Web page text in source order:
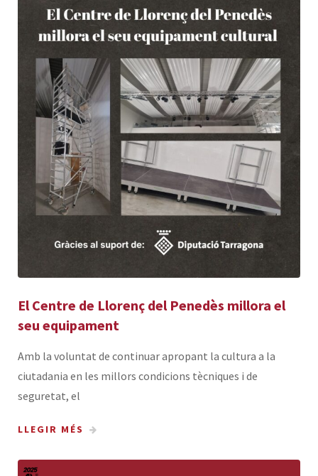
El Centre de Llorenç del Penedès millora el
seu equipament
Amb la voluntat de continuar apropant la cultura a la
ciutadania en les millors condicions tècniques i de
seguretat, el
LLEGIR MÉS